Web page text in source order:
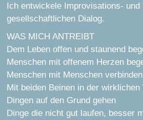
Ich entwickele Improvisations- und
gesellschaftlichen Dialog.
WAS MICH ANTREIBT
Dem Leben offen und staunend
Menschen mit offenem Herzen
Menschen mit Menschen verbinden
Mit beiden Beinen in der wirklichen
Dingen auf den Grund gehen
Dinge die nicht gut laufen, besser